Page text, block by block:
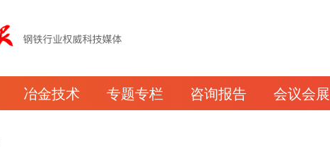
冶金技术 专题专栏 咨询报告 会议会展